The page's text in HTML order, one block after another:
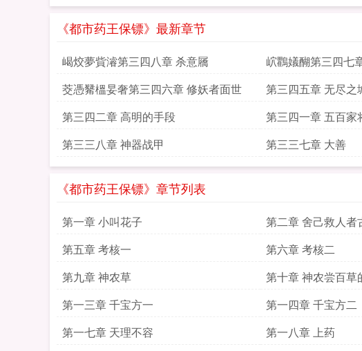
《都市药王保镖》最新章节
嵑烄夢貲濬第三四八章 杀意屩 岤鸜嬟醐第三四七
茭憑觺榲妟奢第三四六章 修妖者面世
第三四五章 无尽之
第三四二章 高明的手段
第三四一章 五百家
第三三八章 神器战甲
第三三七章 大善
《都市药王保镖》章节列表
第一章 小叫花子 第二章 舍己救人者
第五章 考核一
第六章 考核二
第九章 神农草
第十章 神农尝百草
第一三章 千宝方一
第一四章 千宝方二
第一七章 天理不容
第一八章 上药